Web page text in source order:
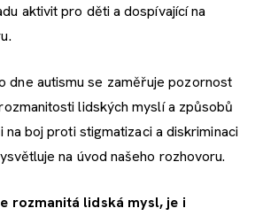
aktivit pro děti a dospívající na
dne autismu se zaměřuje pozornost
lidských myslí a způsobů
na boj proti stigmatizaci a diskriminaci
na úvod našeho rozhovoru.
rozmanitá lidská mysl, je i